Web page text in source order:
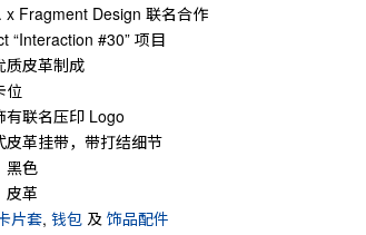
x Fragment Design 联名合作
“Interaction #30” 项目
质皮革制成
位
有联名压印 Logo
皮革挂带，带打结细节
黑色
皮革
片套, 钱包 及 饰品配件